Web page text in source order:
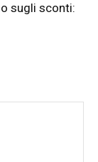
sugli sconti: